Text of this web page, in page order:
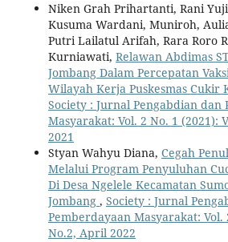
Niken Grah Prihartanti, Rani
Kusuma Wardani, Muniroh,
Putri Lailatul Arifah, Rara Roro
Kurniawati, Relawan Abdimas
Jombang Dalam Percepatan
Wilayah Kerja Puskesmas Cukir
Society : Jurnal Pengabdian dan
Masyarakat: Vol. 2 No. 1 (2021):
2021
Styan Wahyu Diana, Cegah
Melalui Program Penyuluhan
Di Desa Ngelele Kecamatan
Jombang , Society : Jurnal
Pemberdayaan Masyarakat: Vol.
No.2, April 2022